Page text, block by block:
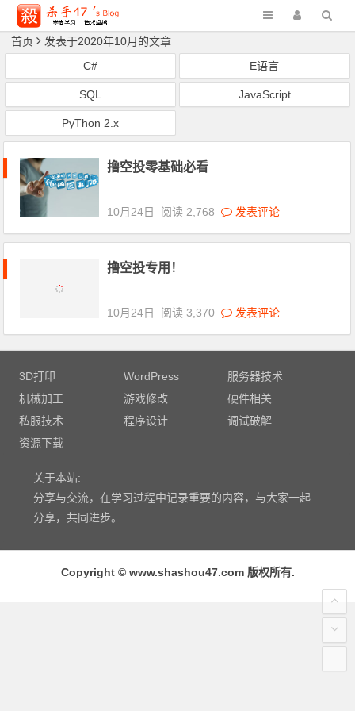
首页
发表于2020年10月的文章
C#
E语言
SQL JavaScript
PyThon 2.x
撸空投零基础必看
10月24日 阅读 2,768 发表评论
撸空投专用！
10月24日 阅读 3,370 发表评论
3D打印 WordPress
服务器技术
机械加工
游戏修改
硬件相关
私服技术
程序设计
调试破解
资源下载
关于本站:
分享与交流，在学习过程中记录重要的内容，与大家一起
分享，共同进步。
Copyright © www.shashou47.com 版权所有.